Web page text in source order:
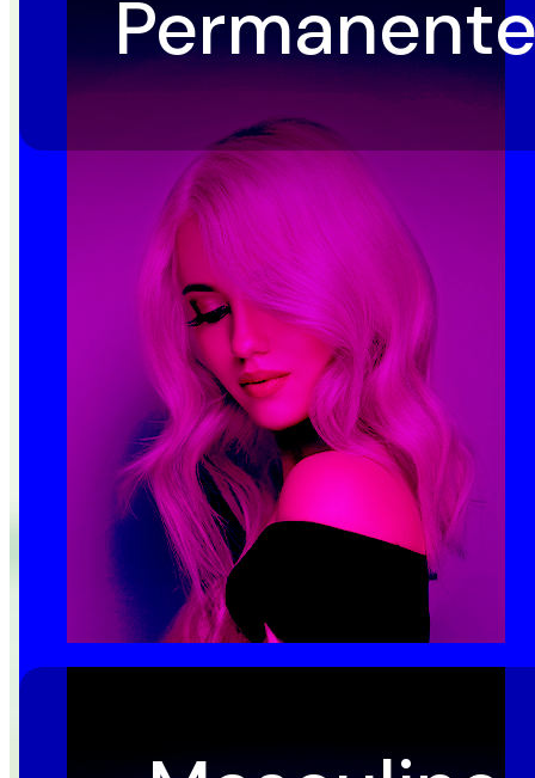
Permanente